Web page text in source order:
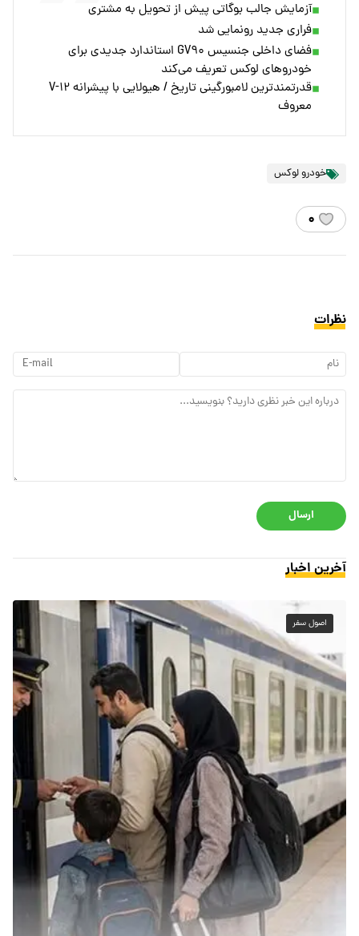
آزمایش جالب بوگاتی پیش از تحویل به مشتری
فراری جدید رونمایی شد
فضای داخلی جنسیس GV۹۰ استاندارد جدیدی برای
خودروهای لوکس تعریف می‌کند
قدرتمندترین لامبورگینی تاریخ / هیولایی با پیشرانه V-۱۲
معروف
خودرو لوکس
۰
نظرات
ارسال
آخرین اخبار
اصول سفر